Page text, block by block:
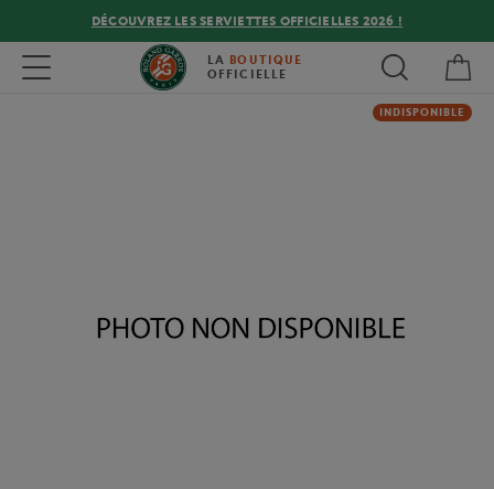
DÉCOUVREZ LES SERVIETTES OFFICIELLES 2026 !
Toggle navigation LA BOUTIQUE
OFFICIELLE
INDISPONIBLE